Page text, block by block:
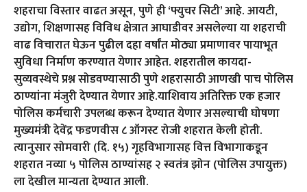
शहराचा विस्तार वाढत असून, पुणे ही ‘फ्युचर सिटी’ आहे. आयटी,
उद्योग, शिक्षणासह विविध क्षेत्रात आघाडीवर असलेल्या या शहराची
वाढ विचारात घेऊन पुढील दहा वर्षांत मोठ्या प्रमाणावर पायाभूत
सुविधा निर्माण करण्यात येणार आहेत. शहरातील कायदा-
सुव्यवस्थेचे प्रश्न सोडवण्यासाठी पुणे शहरासाठी आणखी पाच पोलिस
ठाण्यांना मंजुरी देण्यात येणार आहे.याशिवाय अतिरिक्त एक हजार
पोलिस कर्मचारी उपलब्ध करून देण्यात येणार असल्याची घोषणा
मुख्यमंत्री देवेंद्र फडणवीस ८ ऑगस्ट रोजी शहरात केली होती.
त्यानुसार सोमवारी (दि. १५) गृहविभागासह वित्त विभागाकडून
शहरात नव्या ५ पोलिस ठाण्यांसह २ स्वतंत्र झोन (पोलिस उपायुक्त)
ला देखील मान्यता देण्यात आली.